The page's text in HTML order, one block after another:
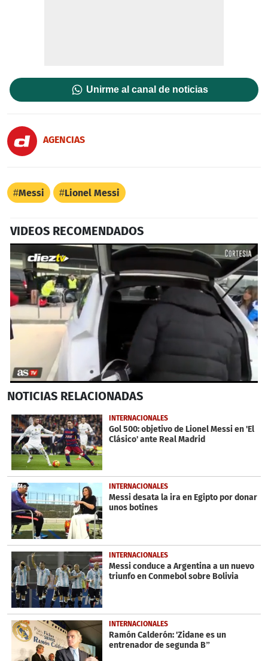
Unirme al canal de noticias
AGENCIAS
Messi Lionel Messi
VIDEOS RECOMENDADOS
seconds
47
seconds
NOTICIAS RELACIONADAS
INTERNACIONALES
Gol 500: objetivo de Lionel Messi en 'El
Clásico' ante Real Madrid
INTERNACIONALES
Messi desata la ira en Egipto por donar
unos botines
INTERNACIONALES
Messi conduce a Argentina a un nuevo
triunfo en Conmebol sobre Bolivia
INTERNACIONALES
Ramón Calderón: 'Zidane es un
entrenador de segunda B”